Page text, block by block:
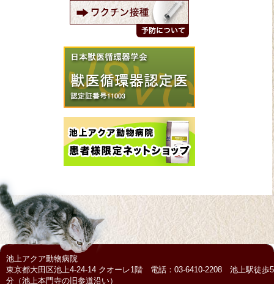
池上アクア動物病院
東京都大田区池上4-24-14 クオーレ1階 電話：03-6410-2208 池上駅徒歩5
分（池上本門寺の旧参道沿い）